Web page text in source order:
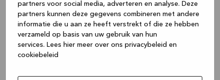
partners voor social media, adverteren en analyse. Deze
partners kunnen deze gegevens combineren met andere
informatie die u aan ze heeft verstrekt of die ze hebben
verzameld op basis van uw gebruik van hun
services. Lees hier meer over ons privacybeleid en
cookiebeleid